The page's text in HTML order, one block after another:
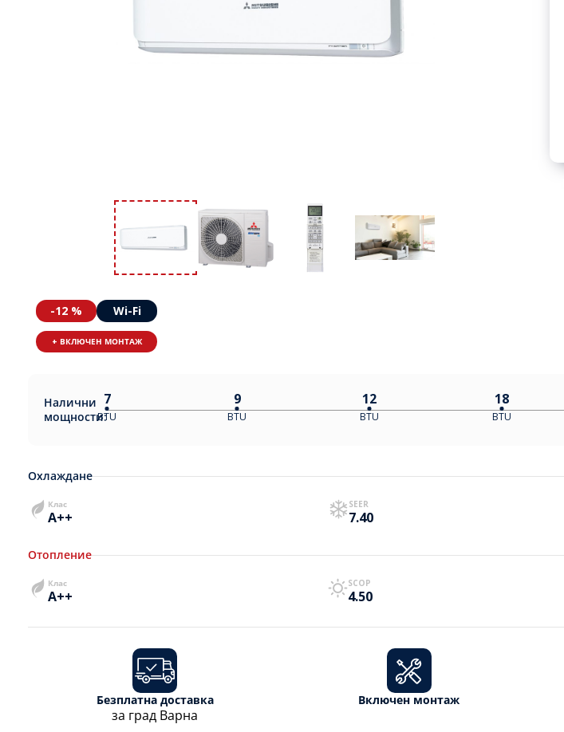
-12 % Wi-Fi
+ ВКЛЮЧЕН МОНТАЖ
Налични
мощности:
7
BTU
9
BTU
12
BTU
18
BTU
Охлаждане
Клас
A++
SEER
7.40
Отопление
Клас
A++
SCOP
4.50
Безплатна доставка
за град Варна
Включен монтаж